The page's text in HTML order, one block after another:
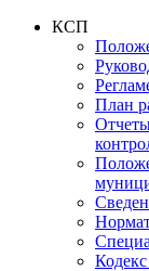
КСП
План